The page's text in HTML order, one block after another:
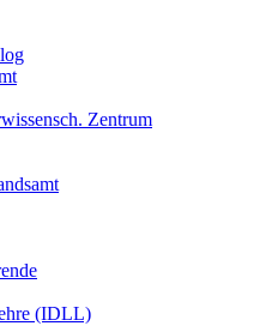
Zentrum
(IDLL)